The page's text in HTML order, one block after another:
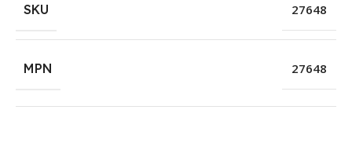
SKU 27648
MPN 27648